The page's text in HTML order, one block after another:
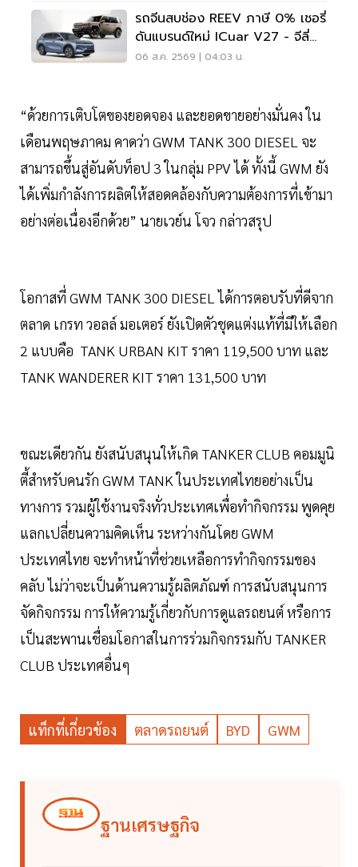
รถจีนสบช่อง REEV ภาษี 0% เชอรี่
ดันแบรนด์ใหม่ ICuar V27 - จีลี่
ส่ง Starray
06 ส.ค. 2569 | 04:03 น.
“ด้วยการเติบโตของยอดจอง และยอดขายอย่างมั่นคง ใน
เดือนพฤษภาคม คาดว่า GWM TANK 300 DIESEL จะ
สามารถขึ้นสู่อันดับท็อป 3 ในกลุ่ม PPV ได้ ทั้งนี้ GWM ยัง
ได้เพิ่มกำลังการผลิตให้สอดคล้องกับความต้องการที่เข้ามา
อย่างต่อเนื่องอีกด้วย” นายเวย์น โจว กล่าวสรุป
โอกาสที่ GWM TANK 300 DIESEL ได้การตอบรับที่ดีจาก
ตลาด เกรท วอลล์ มอเตอร์ ยังเปิดตัวชุดแต่งแท้ที่มีให้เลือก
2 แบบคือ TANK URBAN KIT ราคา 119,500 บาท และ
TANK WANDERER KIT ราคา 131,500 บาท
ขณะเดียวกัน ยังสนับสนุนให้เกิด TANKER CLUB คอมมูนิ
ตี้สำหรับคนรัก GWM TANK ในประเทศไทยอย่างเป็น
ทางการ รวมผู้ใช้งานจริงทั่วประเทศเพื่อทำกิจกรรม พูดคุย
แลกเปลี่ยนความคิดเห็น ระหว่างกันโดย GWM
ประเทศไทย จะทำหน้าที่ช่วยเหลือการทำกิจกรรมของ
คลับ ไม่ว่าจะเป็นด้านความรู้ผลิตภัณฑ์ การสนับสนุนการ
จัดกิจกรรม การให้ความรู้เกี่ยวกับการดูแลรถยนต์ หรือการ
เป็นสะพานเชื่อมโอกาสในการร่วมกิจกรรมกับ TANKER
CLUB ประเทศอื่นๆ
แท็กที่เกี่ยวข้อง ตลาดรถยนต์ BYD GWM
ฐานเศรษฐกิจ